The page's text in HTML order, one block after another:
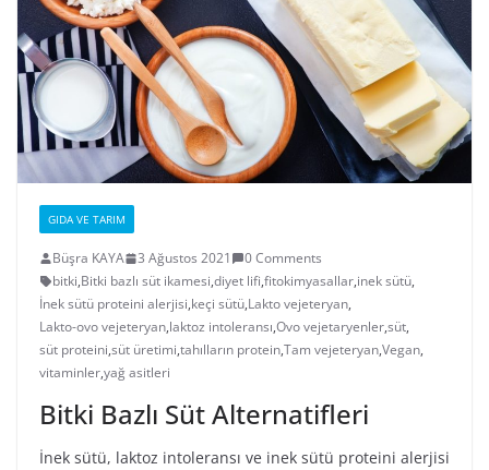
GIDA VE TARIM
Büşra KAYA 3 Ağustos 2021
0 Comments
bitki,Bitki bazlı süt ikamesi,diyet lifi,fitokimyasallar,inek sütü,
İnek sütü proteini alerjisi,keçi sütü,Lakto vejeteryan,
Lakto-ovo vejeteryan,laktoz intoleransı,Ovo vejetaryenler,süt,
süt proteini,süt üretimi,tahılların protein,Tam vejeteryan,Vegan,
vitaminler,yağ asitleri
Bitki Bazlı Süt Alternatifleri
İnek sütü, laktoz intoleransı ve inek sütü proteini alerjisi